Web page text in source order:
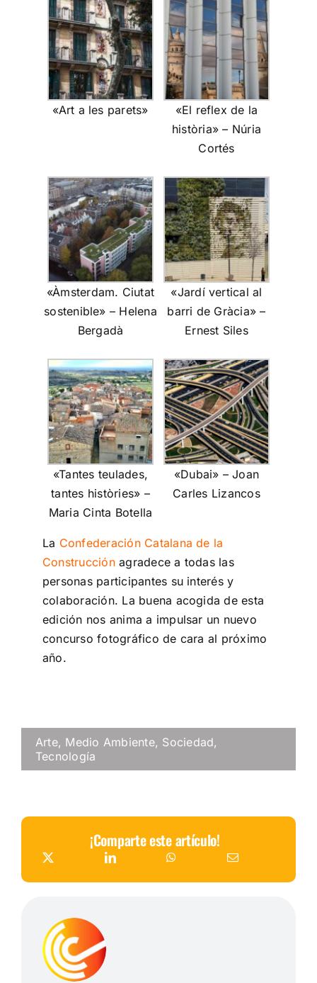
«Art a les parets»
«El reflex de la
història» – Núria
Cortés
«Àmsterdam. Ciutat
sostenible» – Helena
Bergadà
«Jardí vertical al
barri de Gràcia» –
Ernest Siles
«Tantes teulades,
tantes històries» –
Maria Cinta Botella
«Dubai» – Joan
Carles Lizancos
La Confederación Catalana de la
Construcciónagradece a todas las
personas participantes su interés y
colaboración. La buena acogida de esta
edición nos anima a impulsar un nuevo
concurso fotográfico de cara al próximo
año.
Arte, Medio Ambiente, Sociedad,
Tecnología
¡Comparte este artículo!